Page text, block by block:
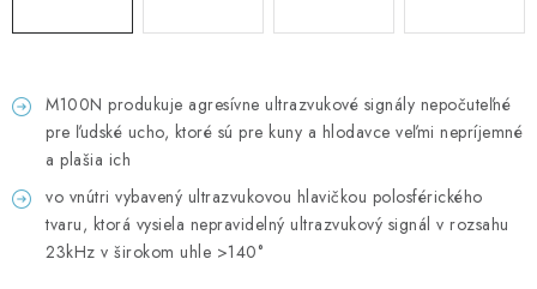
Kontakty Doprava a platba Časté otázky
M100N produkuje agresívne ultrazvukové signály nepočuteľné
pre ľudské ucho, ktoré sú pre kuny a hlodavce veľmi nepríjemné
a plašia ich
vo vnútri vybavený ultrazvukovou hlavičkou polosférického
tvaru, ktorá vysiela nepravidelný ultrazvukový signál v rozsahu
23kHz v širokom uhle >140°